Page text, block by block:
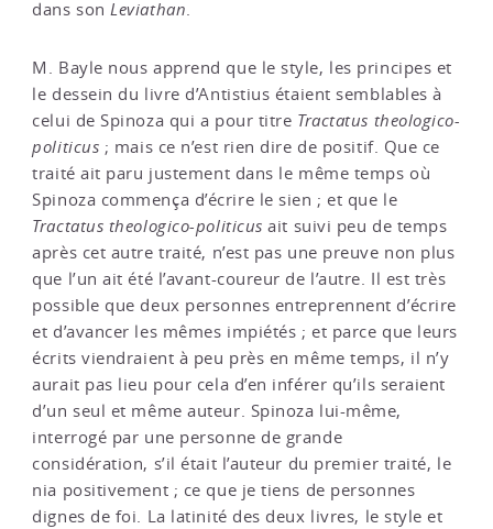
dans sonLeviathan.
M. Bayle nous apprend que le style, les principes et
le dessein du livre d’Antistius étaient semblables à
celui de Spinoza qui a pour titre Tractatus theologico-
politicus ; mais ce n’est rien dire de positif. Que ce
traité ait paru justement dans le même temps où
Spinoza commença d’écrire le sien ; et que le
Tractatus theologico-politicus ait suivi peu de temps
après cet autre traité, n’est pas une preuve non plus
que l’un ait été l’avant-coureur de l’autre. Il est très
possible que deux personnes entreprennent d’écrire
et d’avancer les mêmes impiétés ; et parce que leurs
écrits viendraient à peu près en même temps, il n’y
aurait pas lieu pour cela d’en inférer qu’ils seraient
d’un seul et même auteur. Spinoza lui-même,
interrogé par une personne de grande
considération, s’il était l’auteur du premier traité, le
nia positivement ; ce que je tiens de personnes
dignes de foi. La latinité des deux livres, le style et